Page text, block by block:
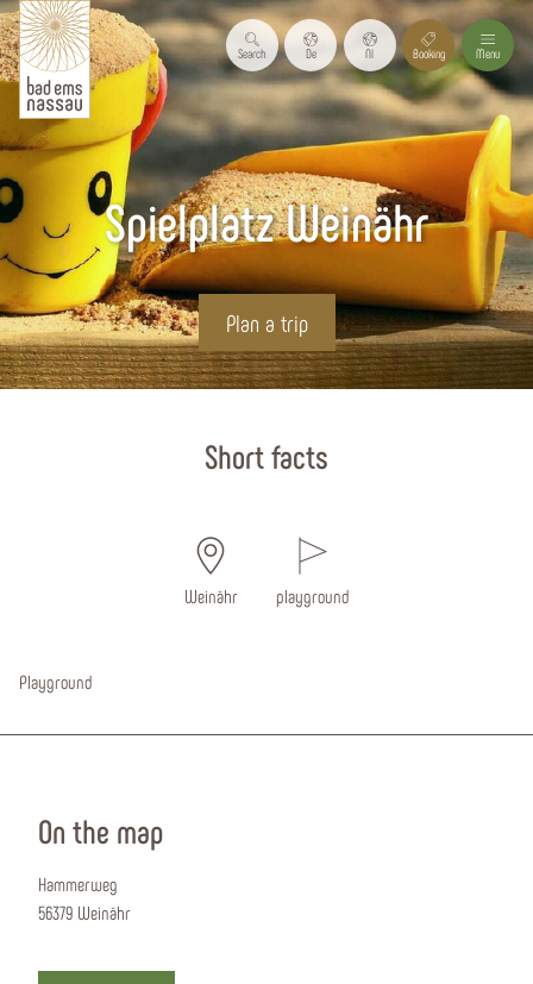
Search De Nl Booking Menu
Spielplatz Weinähr
Plan a trip
Short facts
Weinähr playground
Playground
On the map
Hammerweg
56379 Weinähr